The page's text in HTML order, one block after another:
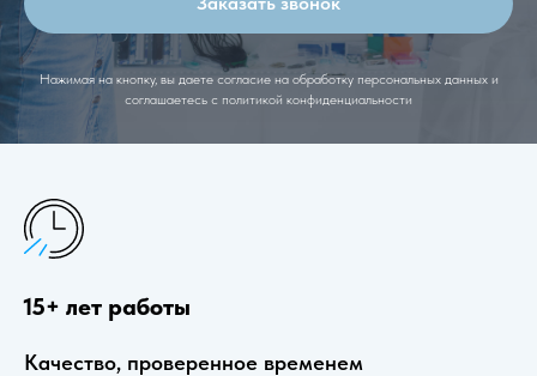
Нажимая на кнопку, вы даете согласие на обработку персональных данных и
соглашаетесь c политикой конфиденциальности
15+ лет работы
Качество, проверенное временем